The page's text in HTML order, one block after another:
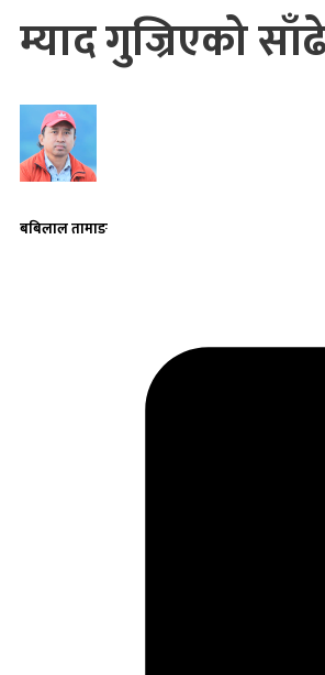
म्याद गुज्रिएको
बबिलाल तामाङ